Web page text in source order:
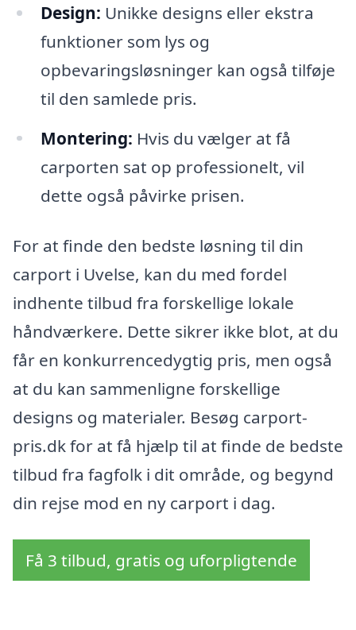
Design: Unikke designs eller ekstra
funktioner som lys og
opbevaringsløsninger kan også tilføje
til den samlede pris.
Montering: Hvis du vælger at få
carporten sat op professionelt, vil
dette også påvirke prisen.
For at finde den bedste løsning til din
carport i Uvelse, kan du med fordel
indhente tilbud fra forskellige lokale
håndværkere. Dette sikrer ikke blot, at du
får en konkurrencedygtig pris, men også
at du kan sammenligne forskellige
designs og materialer. Besøg carport-
pris.dk for at få hjælp til at finde de bedste
tilbud fra fagfolk i dit område, og begynd
din rejse mod en ny carport i dag.
Få 3 tilbud, gratis og uforpligtende